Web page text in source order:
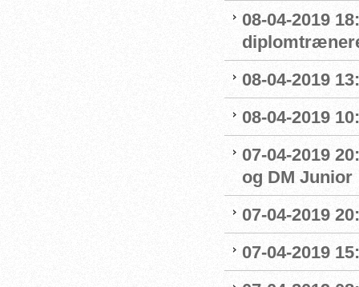
08-04-2019
08-04-2019
08-04-2019
07-04-2019
og DM Junior
07-04-2019
07-04-2019